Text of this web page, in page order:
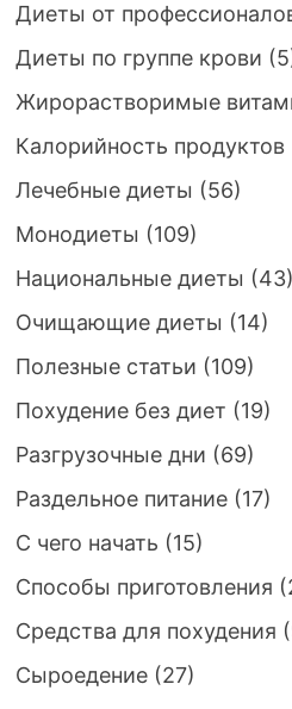
Диеты от
Диеты по группе крови
Жирорастворимые
Калорийность продуктов
Лечебные диеты (56)
Монодиеты (109)
Национальные диеты (43)
Очищающие диеты (14)
Полезные статьи (109)
Похудение без диет (19)
Разгрузочные дни (69)
Раздельное питание(17)
С чего начать (15)
Способы приготовления
Средства для похудения
Сыроедение(27)